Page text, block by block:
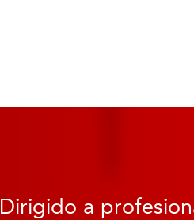
Dirigido a